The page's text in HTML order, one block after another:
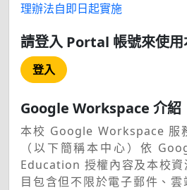
理辦法自即日起實施
請登入 Portal 帳號來使用
登入
Google Workspace 介紹
本校 Google Workspace 服
（以下簡稱本中心）依
Education 授權內容及本校資
目包含但不限於電子郵件、